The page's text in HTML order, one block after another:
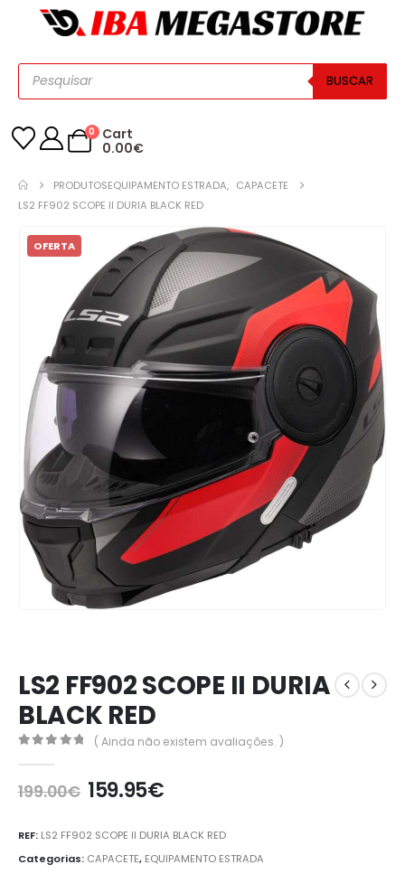
BUSCAR
0
Cart
0.00€
PRODUTOSEQUIPAMENTO ESTRADA, CAPACETE
LS2 FF902 SCOPE II DURIA BLACK RED
OFERTA
LS2 FF902 SCOPE II DURIA
BLACK RED
( Ainda não existem avaliações. )
199.00€ 159.95€
REF: LS2 FF902 SCOPE II DURIA BLACK RED
Categorias: CAPACETE, EQUIPAMENTO ESTRADA